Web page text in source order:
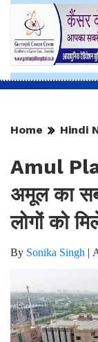
Home Hindi
Amul
अमूल का
लोगों को
By Sonika Singh |